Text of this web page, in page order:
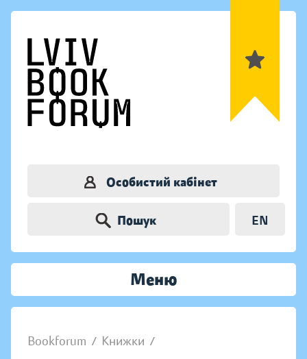
Особистий кабінет
Пошук EN
Меню
Bookforum / Книжки /